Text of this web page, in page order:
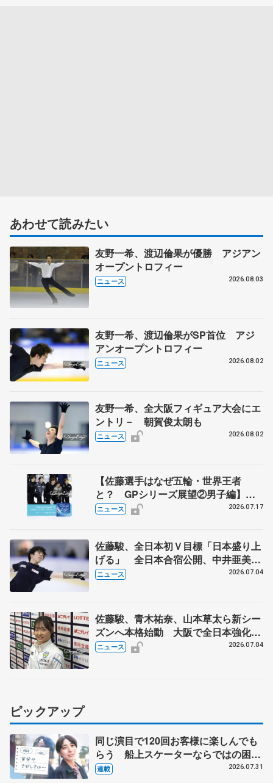
あわせて読みたい
友野一希、渡辺倫果が優勝 アジアン
オープントロフィー
ニュース 2026.08.03
友野一希、渡辺倫果がSP首位 アジ
アンオープントロフィー
ニュース 2026.08.02
友野一希、全大阪フィギュア大会にエ
ントリ－ 朝賀俊太朗も
ニュース 2026.08.02
【佐藤選手はなぜ五輪・世界王者
と？ GPシリーズ展望②男子編】
ポッドキャスト#73を配信
ニュース 2026.07.17
佐藤駿、全日本初Ｖ目標「日本盛り上
げる」 全日本合宿公開、中井亜美
「表現の幅広げる」 元世界王者のフ
ニュース 2026.07.04
佐藤駿、青木祐奈、山本草太ら新シー
ズンへ本格始動 大阪で全日本強化合
宿 シニアデビューの島田麻央らも
ニュース 2026.07.04
ピックアップ
同じ演目で120回お客様に楽しんでも
らう 船上スケーターならではの困難
とは 影響あったPIW前キャプテン松
連載 2026.07.31